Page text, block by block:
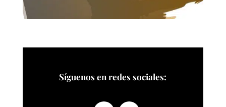
Síguenos en redes sociales: